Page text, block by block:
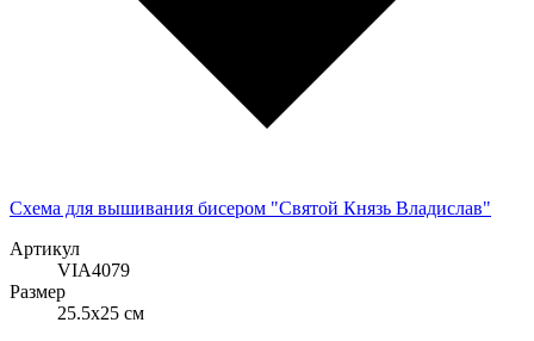
Схема для вышивания бисером "Святой Князь Владислав"
Артикул
VIA4079
Размер
25.5x25 см